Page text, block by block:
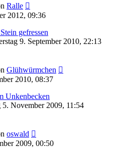
Ralle
2012, 09:36
gefressen
9. September 2010, 22:13
Glühwürmchen
2010, 08:37
Unkenbecken
5. November 2009, 11:54
oswald
2009, 00:50